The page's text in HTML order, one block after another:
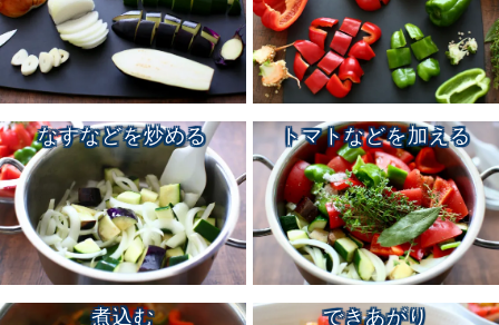
なすなどを炒める トマトなどを加える
煮込む できあがり